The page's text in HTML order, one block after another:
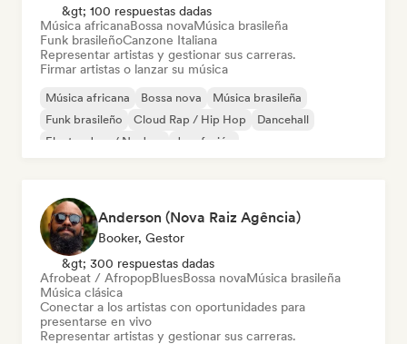
&gt; 100 respuestas dadas
Música africanaBossa novaMúsica brasileña
Funk brasileñoCanzone Italiana
Representar artistas y gestionar sus carreras.
Firmar artistas o lanzar su música
Música africana Bossa nova
Música brasileña
Funk brasileño
Cloud Rap / Hip Hop
Dancehall
Electro Jazz / Nu Jazz
Jazz fusión
Anderson (Nova Raiz Agência)
Booker, Gestor
&gt; 300 respuestas dadas
Afrobeat / AfropopBluesBossa novaMúsica brasileña
Música clásica
Conectar a los artistas con oportunidades para
presentarse en vivo
Representar artistas y gestionar sus carreras.